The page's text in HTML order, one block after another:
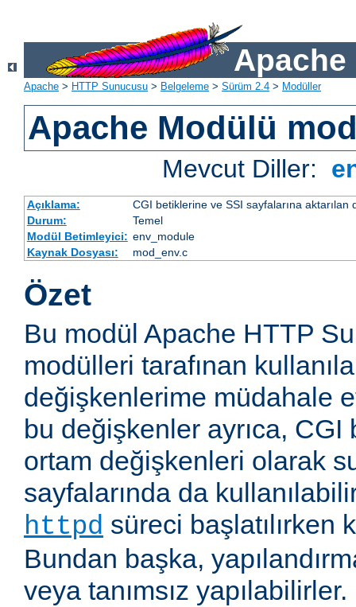
Apache
Apache > HTTP Sunucusu > Belgeleme > Sürüm 2.4 > Modüller
Apache Modülü
Mevcut Diller:
Açıklama:
CGI betiklerine ve SSI sayfalarına
Durum:
Temel
Modül Betimleyici: env_module
Kaynak Dosyası:
mod_env.c
Özet
Bu modül Apache HTTP
modülleri tarafınan
değişkenlerime müdahale
bu değişkenler ayrıca,
ortam değişkenleri olarak
sayfalarında da
httpd süreci başlatılırken
Bundan başka,
veya tanımsız yapılabilirler.